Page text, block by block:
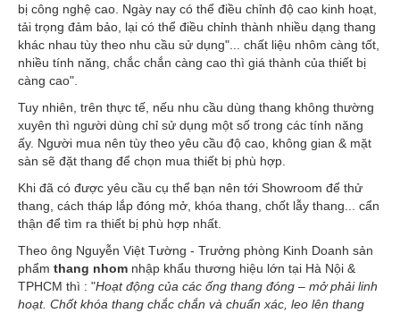
bị công nghệ cao. Ngày nay có thể điều chỉnh độ cao kinh hoạt,
tải trọng đảm bảo, lại có thể điều chỉnh thành nhiều dạng thang
khác nhau tùy theo nhu cầu sử dụng"... chất liệu nhôm càng tốt,
nhiều tính năng, chắc chắn càng cao thì giá thành của thiết bị
càng cao".
Tuy nhiên, trên thực tế, nếu nhu cầu dùng thang không thường
xuyên thì người dùng chỉ sử dụng một số trong các tính năng
ấy. Người mua nên tùy theo yêu cầu độ cao, không gian & mặt
sàn sẽ đặt thang để chọn mua thiết bị phù hợp.
Khi đã có được yêu cầu cụ thể bạn nên tới Showroom để thử
thang, cách tháp lắp đóng mở, khóa thang, chốt lẫy thang... cẩn
thận để tìm ra thiết bị phù hợp nhất.
Theo ông Nguyễn Việt Tường - Trưởng phòng Kinh Doanh sản
phẩm thang nhom nhập khẩu thương hiệu lớn tại Hà Nội &
TPHCM thì : "Hoạt động của các ống thang đóng – mở phải linh
hoạt. Chốt khóa thang chắc chắn và chuẩn xác, leo lên thang